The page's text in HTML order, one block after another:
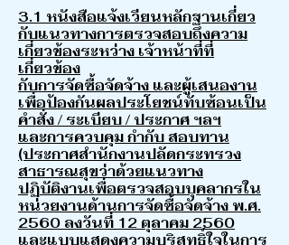
3.1 หนังสือแจ้งเวียนหลักฐานเกี่ยว
กับแนวทางการตรวจสอบถึงความ
เกี่ยวข้องระหว่าง เจ้าหน้าที่ที่
เกี่ยวข้อง
กับการจัดซื้อจัดจ้าง และผู้เสนองาน
เพื่อป้องกันผลประโยชน์ทับซ้อนเป็น
คำสั่ง / ระเบียบ / ประกาศ ฯลฯ
และการควบคุม กำกับ สอบทาน
(ประกาศสำนักงานปลัดกระทรวง
สาธารณสุขว่าด้วยแนวทาง
ปฏิบัติงานเพื่อตรวจสอบบุคลากรใน
หน่วยงานด้านการจัดซื้อจัดจ้าง พ.ศ.
2560 ลงวันที่ 12 ตุลาคม 2560
และแบบแสดงความบริสุทธิ์ใจในการ